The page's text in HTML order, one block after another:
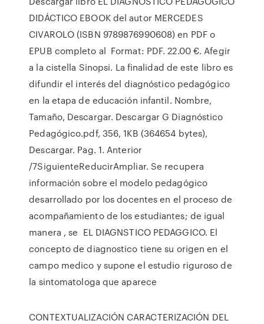
DIDÁCTICO EBOOK del autor MERCEDES
CIVAROLO (ISBN 9789876990608) en PDF o
EPUB completo al Format: PDF. 22.00 €. Afegir
a la cistella Sinopsi. La finalidad de este libro es
difundir el interés del diagnóstico pedagógico
en la etapa de educación infantil. Nombre,
Tamaño, Descargar. Descargar G Diagnóstico
Pedagógico.pdf, 356, 1KB (364654 bytes),
Descargar. Pag. 1. Anterior
/7SiguienteReducirAmpliar. Se recupera
información sobre el modelo pedagógico
desarrollado por los docentes en el proceso de
acompañamiento de los estudiantes; de igual
manera , se EL DIAGNSTICO PEDAGGICO. El
concepto de diagnostico tiene su origen en el
campo medico y supone el estudio riguroso de
la sintomatologa que aparece
CONTEXTUALIZACIÓN CARACTERIZACIÓN DEL